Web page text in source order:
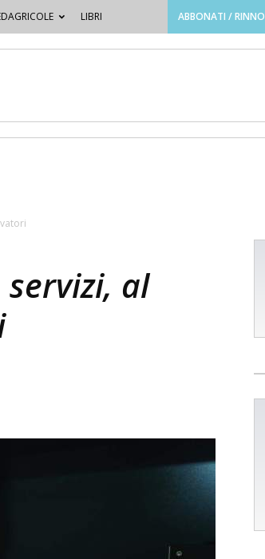
LIBRI ABBONATI /
al